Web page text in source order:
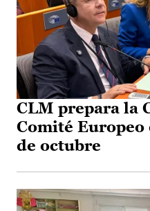
CLM prepara la
Comité Europeo
de octubre